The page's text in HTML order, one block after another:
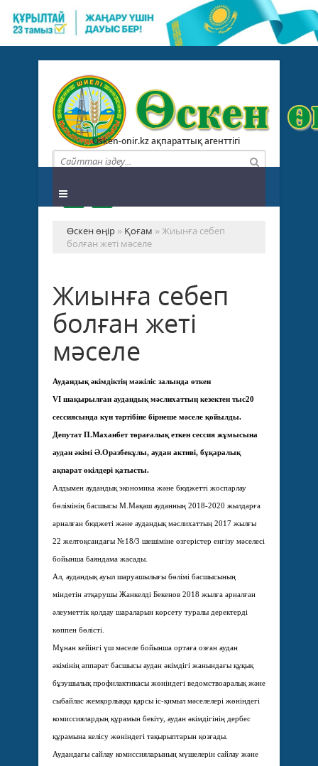
Osken-onir.kz ақпараттық агенттігі
Өскен өңір » Қоғам » Жиынға себеп
болған жеті мәселе
Жиынға себеп
болған жеті
мәселе
Аудандық әкімдіктің мәжіліс залында өткен
VІ шақырылған аудандық мәслихаттың кезектен тыс20
сессиясында күн тәртібіне бірнеше мәселе қойылды.
Депутат П.Маханбет төрағалық еткен сессия жұмысына
аудан әкімі Ә.Оразбекұлы, аудан активі, бұқаралық
ақпарат өкілдері қатысты.
Алдымен аудандық экономика және бюджетті жоспарлау
бөлімінің басшысы М.Мақаш ауданның 2018-2020 жылдарға
арналған бюджеті және аудандық мәслихаттың 2017 жылғы
22 желтоқсандағы №18/3 шешіміне өзгерістер енгізу мәселесі
бойынша баяндама жасады.
Ал, аудандық ауыл шаруашылығы бөлімі басшысының
міндетін атқарушы Жанкелді Бекенов 2018 жылға арналған
әлеуметтік қолдау шараларын көрсету туралы деректерді
көппен бөлісті.
Мұнан кейінгі үш мәселе бойынша ортаға озған аудан
әкімінің аппарат басшысы аудан әкімдігі жанындағы құқық
бұзушылық профилактикасы жөніндегі ведомствоаралық және
сыбайлас жемқорлыққа қарсы іс-қимыл мәселелері жөніндегі
комиссиялардың құрамын бекіту, аудан әкімдігінің дербес
құрамына келісу жөніндегі тақырыптарын қозғады.
Аудандағы сайлау комиссиялары­ның мүшелерін сайлау және